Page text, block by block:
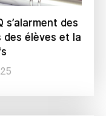
s’alarment des
élèves et la